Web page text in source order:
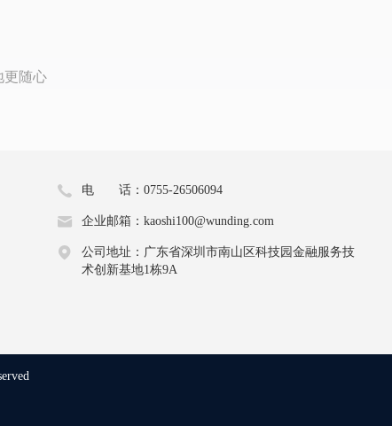
更随心
电 话：0755-26506094
企业邮箱：kaoshi100@wunding.com
公司地址：广东省深圳市南山区科技园金融服务技
术创新基地1栋9A